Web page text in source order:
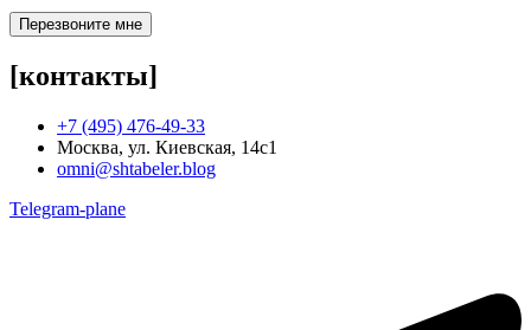
Перезвоните мне
[контакты]
+7 (495) 476-49-33
Москва, ул. Киевская, 14с1
omni@shtabeler.blog
Telegram-plane